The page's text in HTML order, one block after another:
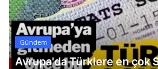
Gündem
Avrupa'da Türklere en çok